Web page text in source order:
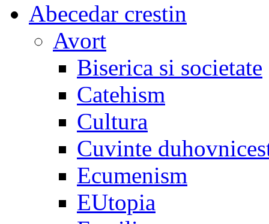
Abecedar crestin
Avort
Biserica si societate
Catehism
Cultura
Cuvinte
Ecumenism
EUtopia